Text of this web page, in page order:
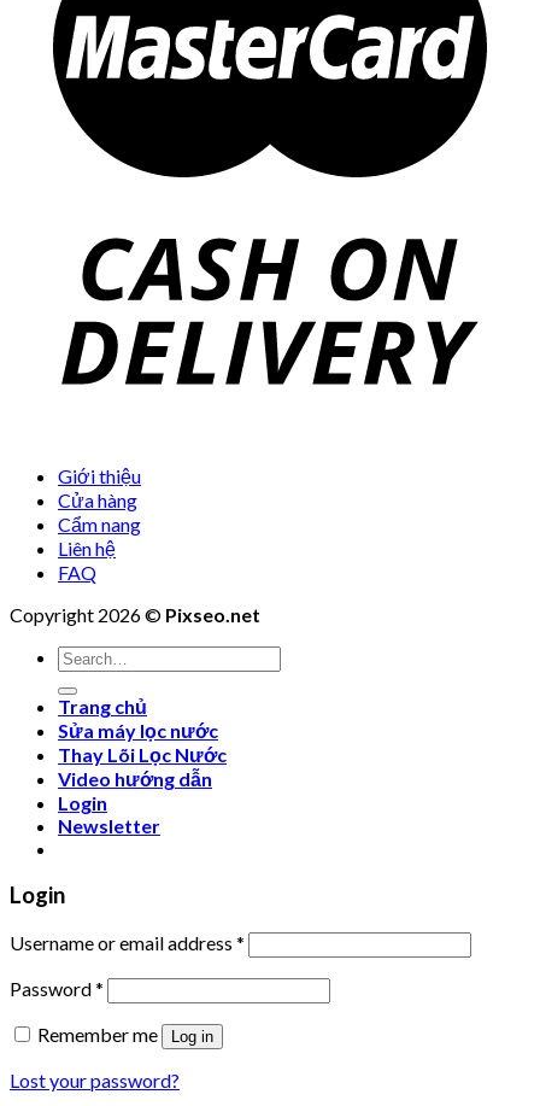
Giới thiệu
Cửa hàng
Cẩm nang
Liên hệ
FAQ
Copyright 2026 © Pixseo.net
Search
for:
Trang chủ
Sửa máy lọc nước
Thay Lõi Lọc Nước
Video hướng dẫn
Login
Newsletter
Login
Username or email address *
Password*
Remember me
Log in
Lost your password?